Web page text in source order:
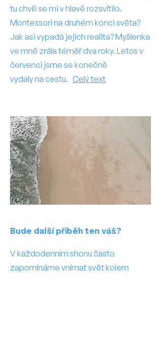
tu chvíli se mi v hlavě rozsvítilo.
Montessori na druhém konci světa?
Jak asi vypadá jejich realita? Myšlenka
ve mně zrála téměř dva roky. Letos v
červenci jsme se konečně
vydaly na cestu. Celý text
Bude další příběh ten váš?
V každodenním shonu často
zapomínáme vnímat svět kolem